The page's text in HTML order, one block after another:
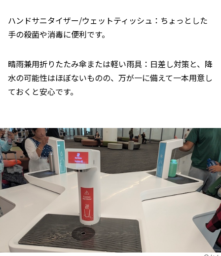
ハンドサニタイザー/ウェットティッシュ：ちょっとした
手の殺菌や消毒に便利です。
晴雨兼用折りたたみ傘または軽い雨具：日差し対策と、降
水の可能性はほぼないものの、万が一に備えて一本用意し
ておくと安心です。